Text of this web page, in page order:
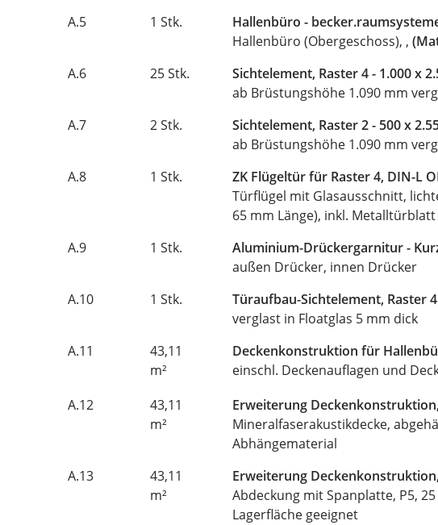
A.5
1 Stk.
Hallenbüro -
Hallenbüro (Obergeschoss), ,
A.6
25 Stk.
Sichtelement, Raster 4 - 1.000 x
ab Brüstungshöhe 1.090 mm
A.7
2 Stk.
Sichtelement, Raster 2 - 500 x
ab Brüstungshöhe 1.090 mm
A.8
1 Stk.
ZK Flügeltür für Raster 4, DIN-L
Türflügel mit Glasausschnitt,
65 mm Länge), inkl.
A.9
1 Stk.
Aluminium-Drückergarnitur -
außen Drücker, innen Drücker
A.10
1 Stk.
Türaufbau-Sichtelement, Raster
verglast in Floatglas 5 mm dick
A.11
43,11
m²
Deckenkonstruktion für
einschl. Deckenauflagen und
A.12
43,11
m²
Erweiterung
Mineralfaserakustikdecke,
Abhängematerial
A.13
43,11
m²
Erweiterung
Abdeckung mit Spanplatte, P5,
Lagerfläche geeignet